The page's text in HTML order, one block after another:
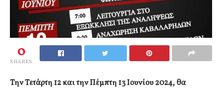
0
SHARES
Την Τετάρτη 12 και την Πέμπτη 13 Ιουνίου 2024, θα